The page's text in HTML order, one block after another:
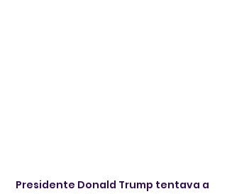
Presidente Donald Trump tentava a